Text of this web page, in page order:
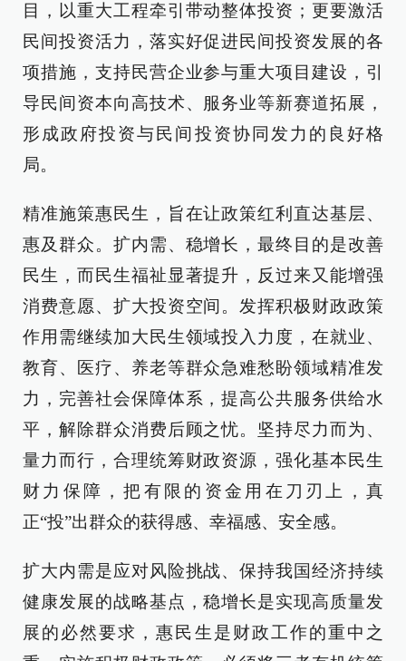
目，以重大工程牵引带动整体投资；更要激活
民间投资活力，落实好促进民间投资发展的各
项措施，支持民营企业参与重大项目建设，引
导民间资本向高技术、服务业等新赛道拓展，
形成政府投资与民间投资协同发力的良好格
局。
精准施策惠民生，旨在让政策红利直达基层、
惠及群众。扩内需、稳增长，最终目的是改善
民生，而民生福祉显著提升，反过来又能增强
消费意愿、扩大投资空间。发挥积极财政政策
作用需继续加大民生领域投入力度，在就业、
教育、医疗、养老等群众急难愁盼领域精准发
力，完善社会保障体系，提高公共服务供给水
平，解除群众消费后顾之忧。坚持尽力而为、
量力而行，合理统筹财政资源，强化基本民生
财力保障，把有限的资金用在刀刃上，真
正“投”出群众的获得感、幸福感、安全感。
扩大内需是应对风险挑战、保持我国经济持续
健康发展的战略基点，稳增长是实现高质量发
展的必然要求，惠民生是财政工作的重中之